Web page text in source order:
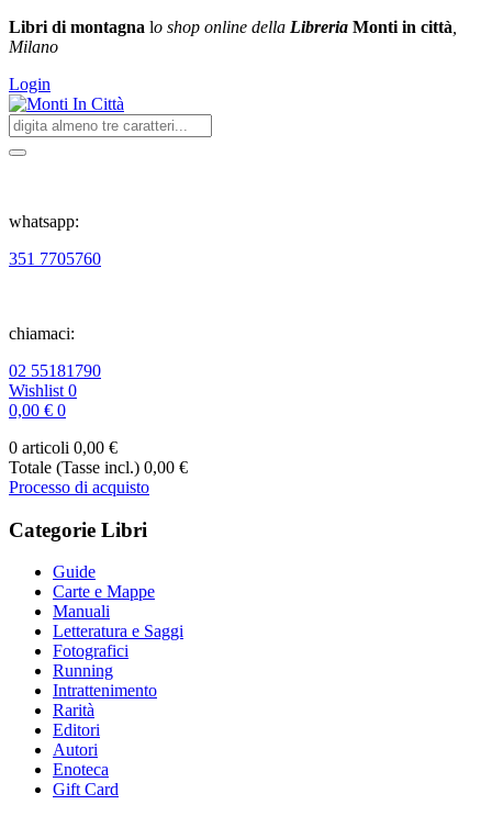
Libri di montagna lo shop online della Libreria Monti in città
Milano
Login
whatsapp:
351 7705760
chiamaci:
02 55181790
Wishlist 0
0,00 € 0
0 articoli 0,00 €
Totale (Tasse incl.) 0,00 €
Processo di acquisto
Categorie Libri
Guide
Carte e Mappe
Manuali
Letteratura e Saggi
Fotografici
Running
Intrattenimento
Rarità
Editori
Autori
Enoteca
Gift Card